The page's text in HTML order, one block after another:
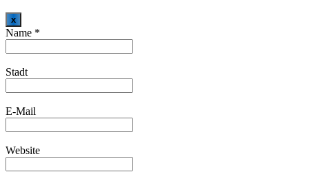
xDieses
Formular
ausblenden
Name *
Stadt
E-Mail
Website